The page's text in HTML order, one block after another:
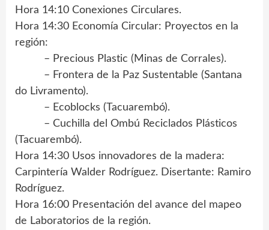
Hora 14:10 Conexiones Circulares.
Hora 14:30 Economía Circular: Proyectos en la
región:
– Precious Plastic (Minas de Corrales).
– Frontera de la Paz Sustentable (Santana
do Livramento).
– Ecoblocks (Tacuarembó).
– Cuchilla del Ombú Reciclados Plásticos
(Tacuarembó).
Hora 14:30 Usos innovadores de la madera:
Carpintería Walder Rodríguez. Disertante: Ramiro
Rodríguez.
Hora 16:00 Presentación del avance del mapeo
de Laboratorios de la región.